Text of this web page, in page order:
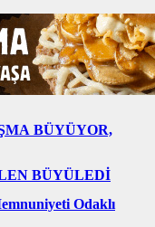
BÜYÜYOR,
BÜYÜLEDİ
Odaklı